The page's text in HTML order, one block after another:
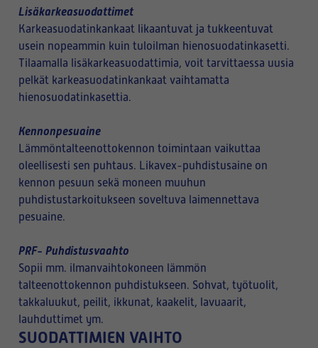
Lisäkarkeasuodattimet
Karkeasuodatinkankaat likaantuvat ja tukkeentuvat
usein nopeammin kuin tuloilman hienosuodatinkasetti.
Tilaamalla lisäkarkeasuodattimia, voit tarvittaessa uusia
pelkät karkeasuodatinkankaat vaihtamatta
hienosuodatinkasettia.
Kennonpesuaine
Lämmöntalteenottokennon toimintaan vaikuttaa
oleellisesti sen puhtaus. Likavex-puhdistusaine on
kennon pesuun sekä moneen muuhun
puhdistustarkoitukseen soveltuva laimennettava
pesuaine.
PRF- Puhdistusvaahto
Sopii mm. ilmanvaihtokoneen lämmön
talteenottokennon puhdistukseen. Sohvat, työtuolit,
takkaluukut, peilit, ikkunat, kaakelit, lavuaarit,
lauhduttimet ym.
SUODATTIMIEN VAIHTO